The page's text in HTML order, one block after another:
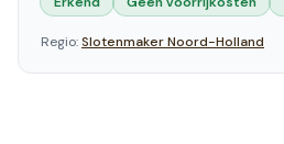
Regio:SlotenmakerNoord-Holland